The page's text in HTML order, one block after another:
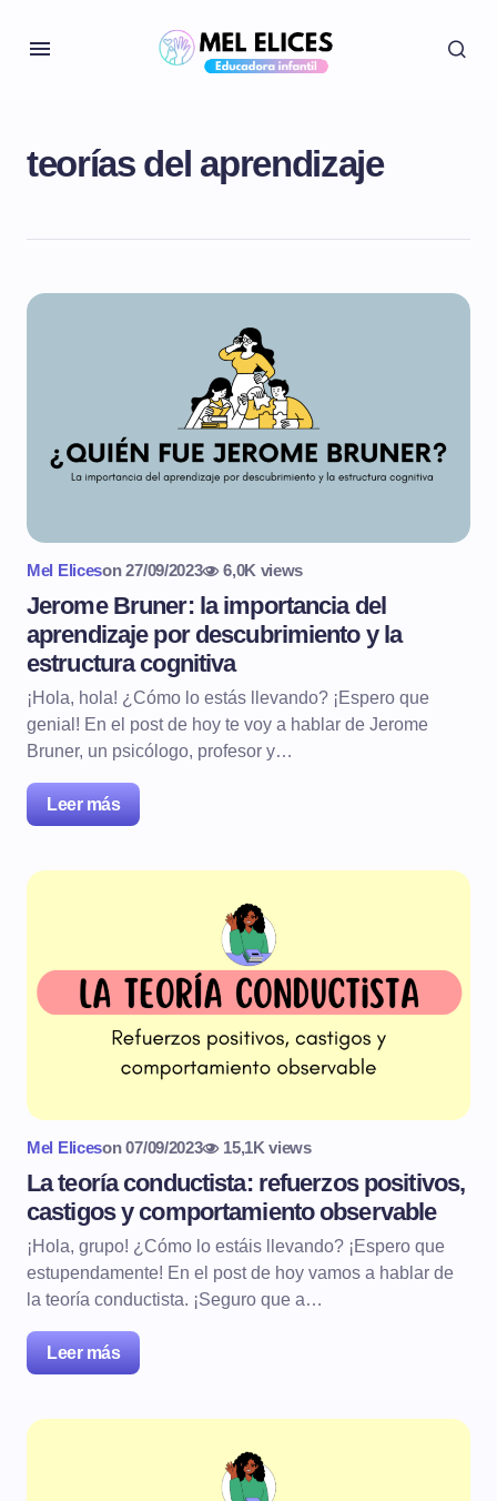
teorías del aprendizaje
Mel Eliceson 27/09/2023 6,0K views
Jerome Bruner: la importancia del
aprendizaje por descubrimiento y la
estructura cognitiva
¡Hola, hola! ¿Cómo lo estás llevando? ¡Espero que
genial! En el post de hoy te voy a hablar de Jerome
Bruner, un psicólogo, profesor y…
Leer más
Mel Eliceson 07/09/2023 15,1K views
La teoría conductista: refuerzos positivos,
castigos y comportamiento observable
¡Hola, grupo! ¿Cómo lo estáis llevando? ¡Espero que
estupendamente! En el post de hoy vamos a hablar de
la teoría conductista. ¡Seguro que a…
Leer más